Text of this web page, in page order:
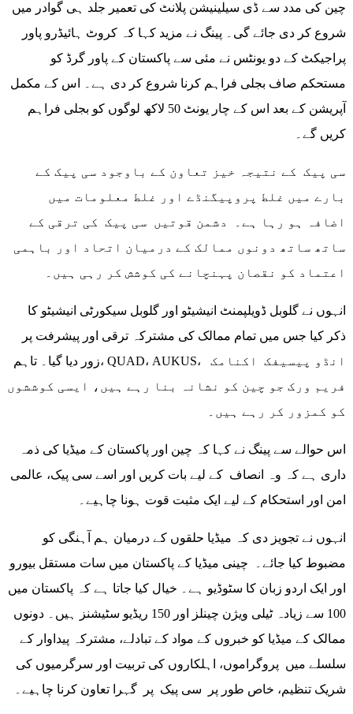
چین کی مدد سے ڈی سیلینیشن پلانٹ کی تعمیر جلد ہی گوادر میں
شروع کر دی جائے گی۔ پینگ نے مزید کہا کہ کروٹ ہائیڈرو پاور
پراجیکٹ کے دو یونٹس نے مئی سے پاکستان کے پاور گرڈ کو
مستحکم صاف بجلی فراہم کرنا شروع کر دی ہے۔ اس کے مکمل
آپریشن کے بعد اس کے چار یونٹ 50 لاکھ لوگوں کو بجلی فراہم
کریں گے۔
بارے میں غلط پروپیگنڈے اور غلط معلومات میں
اضافہ ہو رہا ہے۔ دشمن قوتیں سی پیک کی ترقی کے
ساتھ ساتھ دونوں ممالک کے درمیان اتحاد اور باہمی
اعتماد کو نقصان پہنچانے کی کوشش کر رہی ہیں۔
ذکر کیا جس میں تمام ممالک کی مشترکہ ترقی اور پیشرفت پر
زور دیا گیا۔ تاہم، QUAD، AUKUS، انڈو پیسیفک اکنامک
فریم ورک جو چین کو نشانہ بنا رہے ہیں، ایسی کوششوں
کو کمزور کر رہے ہیں۔
داری ہے کہ وہ انصاف کے لیے بات کریں اور اسے سی پیک، عالمی
امن اور استحکام کے لیے ایک مثبت قوت ہونا چاہیے۔
مضبوط کیا جائے۔ چینی میڈیا کے پاکستان میں سات مستقل بیورو
اور ایک اردو زبان کا سٹوڈیو ہے۔ خیال کیا جاتا ہے کہ پاکستان میں
100 سے زیادہ ٹیلی ویژن چینلز اور 150 ریڈیو سٹیشنز ہیں۔ دونوں
ممالک کے میڈیا کو خبروں کے مواد کے تبادلے، مشترکہ پیداوار کے
سلسلے میں پروگراموں، اہلکاروں کی تربیت اور سرگرمیوں کی
شریک تنظیم، خاص طور پر سی پیک پر گہرا تعاون کرنا چاہیے۔